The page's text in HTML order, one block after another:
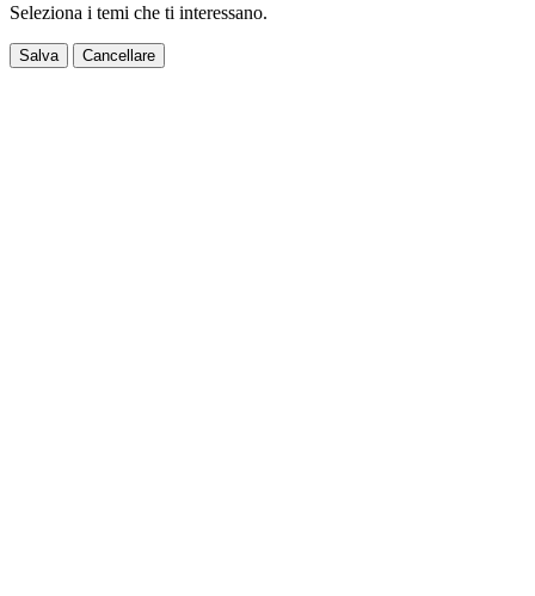
Seleziona i temi che ti interessano.
Salva Cancellare